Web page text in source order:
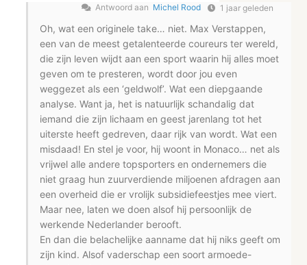
Antwoord aan Michel Rood 1 jaar geleden
Oh, wat een originele take… niet. Max Verstappen,
een van de meest getalenteerde coureurs ter wereld,
die zijn leven wijdt aan een sport waarin hij alles moet
geven om te presteren, wordt door jou even
weggezet als een ‘geldwolf’. Wat een diepgaande
analyse. Want ja, het is natuurlijk schandalig dat
iemand die zijn lichaam en geest jarenlang tot het
uiterste heeft gedreven, daar rijk van wordt. Wat een
misdaad! En stel je voor, hij woont in Monaco… net als
vrijwel alle andere topsporters en ondernemers die
niet graag hun zuurverdiende miljoenen afdragen aan
een overheid die er vrolijk subsidiefeestjes mee viert.
Maar nee, laten we doen alsof hij persoonlijk de
werkende Nederlander berooft.
En dan die belachelijke aanname dat hij niks geeft om
zijn kind. Alsof vaderschap een soort armoede-